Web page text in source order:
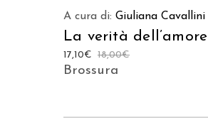
A cura di: Giuliana Cavallini
La verità dell’amore
18,00€
17,10€
Brossura